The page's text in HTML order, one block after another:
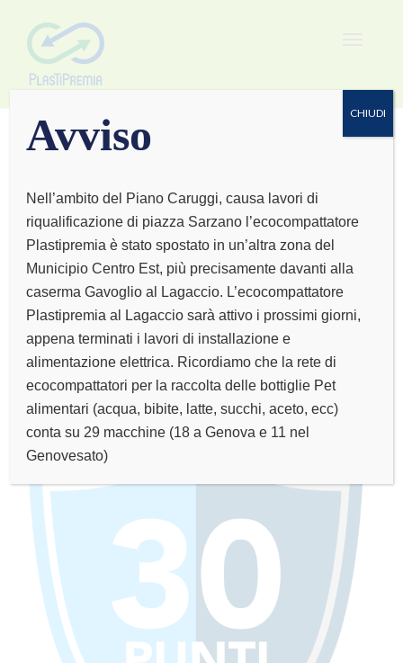
Apparecchi
acustici
Avviso
Nell’ambito del Piano Caruggi, causa lavori di
riqualificazione di piazza Sarzano l’ecocompattatore
Plastipremia è stato spostato in un’altra zona del
Municipio Centro Est, più precisamente davanti alla
caserma Gavoglio al Lagaccio. L’ecocompattatore
Plastipremia al Lagaccio sarà attivo i prossimi giorni,
appena terminati i lavori di installazione e
alimentazione elettrica. Ricordiamo che la rete di
ecocompattatori per la raccolta delle bottiglie Pet
alimentari (acqua, bibite, latte, succhi, aceto, ecc)
conta su 29 macchine (18 a Genova e 11 nel
Genovesato)
CHIUDI